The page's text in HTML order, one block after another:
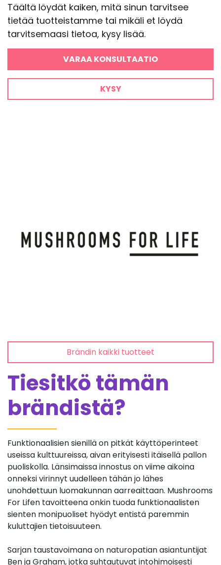
Täältä löydät kaiken, mitä sinun tarvitsee
tietää tuotteistamme tai mikäli et löydä
tarvitsemaasi tietoa, kysy lisää.
VARAA KONSULTAATIO
KYSY
Brändin kaikki tuotteet
Tiesitkö tämän
brändistä?
Funktionaalisien sienillä on pitkät käyttöperinteet
useissa kulttuureissa, aivan erityisesti itäisellä pallon
puoliskolla. Länsimaissa innostus on viime aikoina
onneksi virinnyt uudelleen tähän jo lähes
unohdettuun luomakunnan aarreaittaan. Mushrooms
For Lifen tavoitteena onkin tuoda funktionaalisten
sienten monipuoliset hyödyt entistä paremmin
kuluttajien tietoisuuteen.
Sarjan taustavoimana on naturopatian asiantuntijat
Ben ja Graham, jotka suhtautuvat intohimoisesti